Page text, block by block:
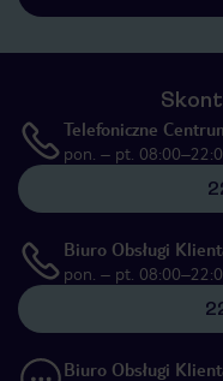
Telefoniczne
pon. – pt.
Biuro Obsługi
pon. – pt.
Biuro Obsługi